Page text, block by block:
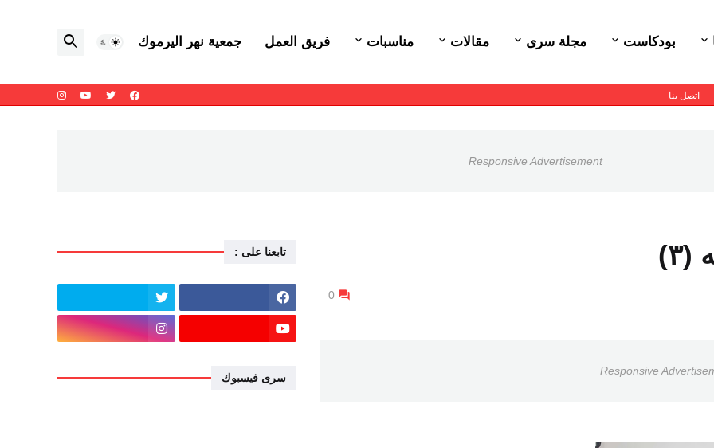
بودكاست مجلة سرى مقالات مناسبات فريق العمل جمعية نهر اليرموك
اتصل بنا
Responsive Advertisement
0
Responsive
تابعنا على :
سرى فيسبوك